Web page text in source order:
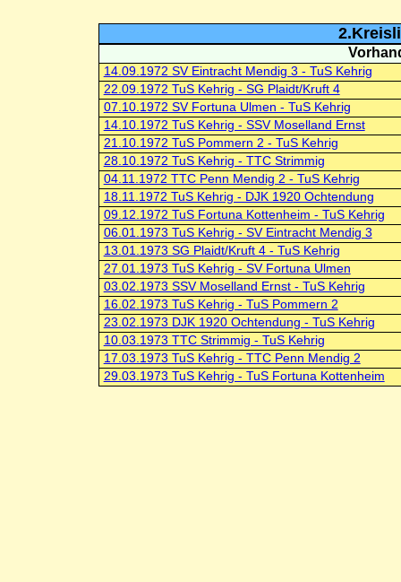
14.09.1972 SV Eintracht Mendig 3 - TuS Kehrig
22.09.1972 TuS Kehrig - SG Plaidt/Kruft 4
07.10.1972 SV Fortuna Ulmen - TuS Kehrig
14.10.1972 TuS Kehrig - SSV Moselland Ernst
21.10.1972 TuS Pommern 2 - TuS Kehrig
28.10.1972 TuS Kehrig - TTC Strimmig
04.11.1972 TTC Penn Mendig 2 - TuS Kehrig
18.11.1972 TuS Kehrig - DJK 1920 Ochtendung
09.12.1972 TuS Fortuna Kottenheim - TuS Kehrig
06.01.1973 TuS Kehrig - SV Eintracht Mendig 3
13.01.1973 SG Plaidt/Kruft 4 - TuS Kehrig
27.01.1973 TuS Kehrig - SV Fortuna Ulmen
03.02.1973 SSV Moselland Ernst - TuS Kehrig
16.02.1973 TuS Kehrig - TuS Pommern 2
23.02.1973 DJK 1920 Ochtendung - TuS Kehrig
10.03.1973 TTC Strimmig - TuS Kehrig
17.03.1973 TuS Kehrig - TTC Penn Mendig 2
29.03.1973 TuS Kehrig - TuS Fortuna Kottenheim